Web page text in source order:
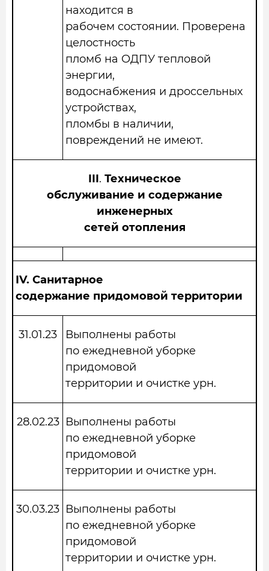
находится в
рабочем состоянии. Проверена
целостность
пломб на ОДПУ тепловой
энергии,
водоснабжения и дроссельных
устройствах,
пломбы в наличии,
повреждений не имеют.
III. Техническое
обслуживание и содержание
инженерных
сетей отопления
IV. Санитарное
содержание придомовой территории
31.01.23
Выполнены работы
по ежедневной уборке
придомовой
территории и очистке урн.
28.02.23 Выполнены работы
по ежедневной уборке
придомовой
территории и очистке урн.
30.03.23 Выполнены работы
по ежедневной уборке
придомовой
территории и очистке урн.